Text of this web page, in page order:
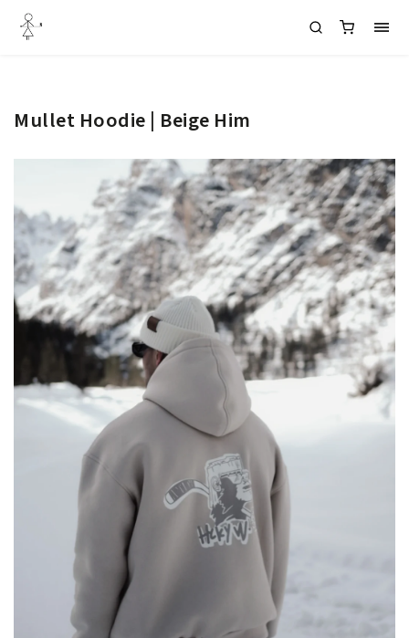
Mullet Hoodie | Beige Him